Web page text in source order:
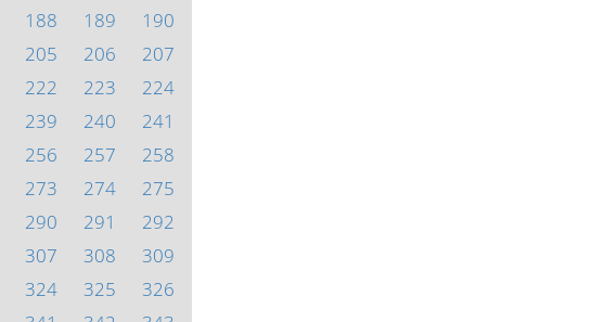
188 189
190
205 206
207
222 223
224
239 240
241
256 257
258
273 274
275
290 291
292
307 308
309
324 325
326